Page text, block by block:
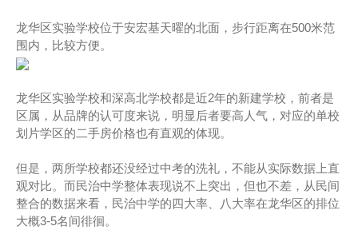
龙华区实验学校位于安宏基天曜的北面，步行距离在500米范
围内，比较方便。
龙华区实验学校和深高北学校都是近2年的新建学校，前者是
区属，从品牌的认可度来说，明显后者要高人气，对应的单校
划片学区的二手房价格也有直观的体现。
但是，两所学校都还没经过中考的洗礼，不能从实际数据上直
观对比。而民治中学整体表现说不上突出，但也不差，从民间
整合的数据来看，民治中学的四大率、八大率在龙华区的排位
大概3-5名间徘徊。